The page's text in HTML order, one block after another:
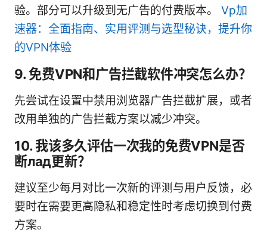
验。部分可以升级到无广告的付费版本。 Vp加
速器：全面指南、实用评测与选型秘诀，提升你
的VPN体验
9. 免费VPN和广告拦截软件冲突怎么办？
先尝试在设置中禁用浏览器广告拦截扩展，或者
改用单独的广告拦截方案以减少冲突。
10. 我该多久评估一次我的免费VPN是否
断лад更新？
建议至少每月对比一次新的评测与用户反馈，必
要时在需要更高隐私和稳定性时考虑切换到付费
方案。